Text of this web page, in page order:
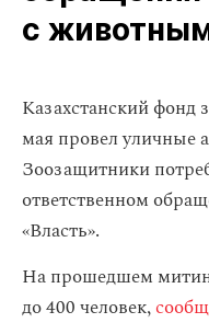
с
Казахстанский
мая провел уличные
Зоозащитники
ответственном
«Власть».
На прошедшем
до 400 человек,